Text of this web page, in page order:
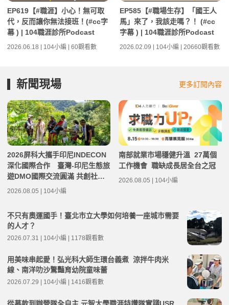
EP619【#職涯】小心！無可取
代，反而讓你無法接班！(#cc字
幕 ) | 104職涯診所Podcast
2026.06.18 | 104小編 | 60觀看數
EP585【#職場生存】「國王人
馬」來了，我該走嗎？！ (#cc
字幕 ) | 104職涯診所Podcast
2026.02.09 | 104小編 | 20660觀看數
新聞現場 更多訂閱內容
2026屏科大攜手印尼INDECON
深化國際合作 臺灣-印尼生態旅
遊DMO國際交流圓滿 共創社區
永續發展新契機
2026.08.05 | 104小編
南部就業市場穩健升溫 27萬個
工作機會 職缺成長居全台之冠
2026.08.05 | 104小編
不只有奧運國手！臺北市立大學如何培養一座城市需要
的人才？
2026.07.31 | 104小編 | 1178觀看數
用美味串起愛！弘光科大師生環台義煮 涼拌牛肉米
線、南洋叻沙驚豔育幼院童味蕾
2026.07.29 | 104小編 | 1416觀看數
從募款到辦營隊全自主 元智大學職涯特讚隊實踐USR